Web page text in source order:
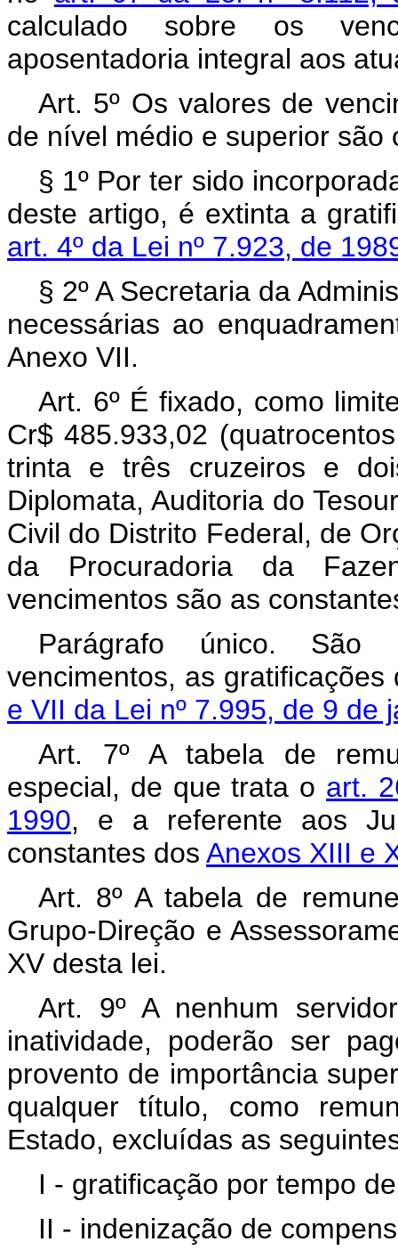
calculado sobre os
aposentadoria integral aos
Art. 5º Os valores de
de nível médio e superior
§ 1º Por ter sido
deste artigo, é extinta a
art. 4º da Lei nº 7.923, de
§ 2º A Secretaria da
necessárias ao
Anexo VII.
Art. 6º É fixado, como
Cr$ 485.933,02
trinta e três cruzeiros e
Diplomata, Auditoria do
Civil do Distrito Federal, de
da Procuradoria da
vencimentos são as
Parágrafo único. São
vencimentos, as
e VII da Lei nº 7.995, de 9 de
Art. 7º A tabela de
especial, de que trata o art.
1990, e a referente aos
constantes dos Anexos XIII e
Art. 8º A tabela de
Grupo-Direção e
XV desta lei.
Art. 9º A nenhum
inatividade, poderão ser
provento de importância
qualquer título, como
Estado, excluídas as
I - gratificação por tempo
II - indenização de